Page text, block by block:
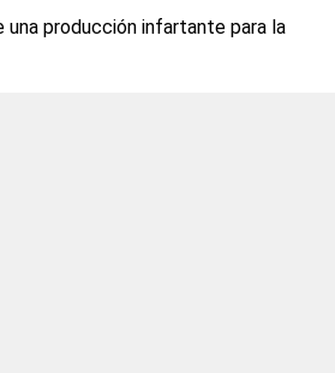
una producción infartante para la